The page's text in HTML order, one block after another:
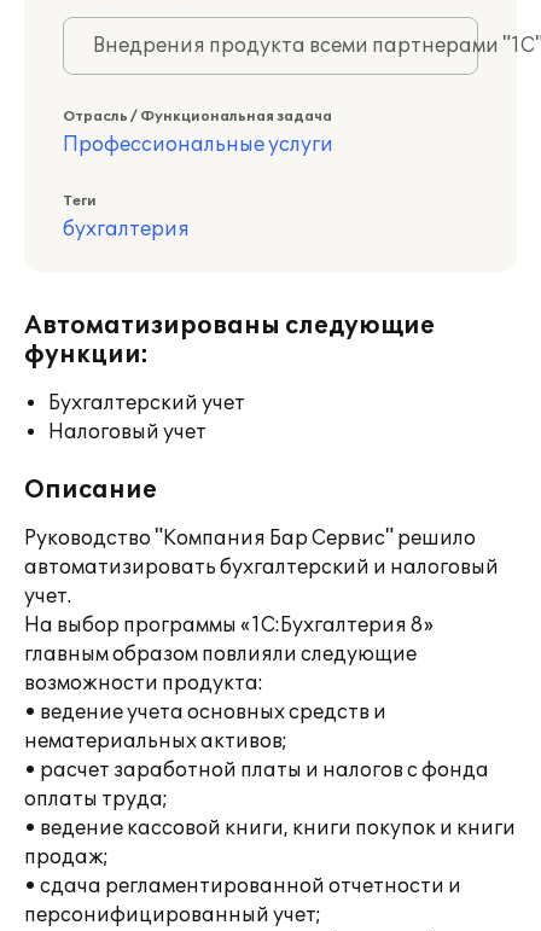
Внедрения продукта всеми партнерами
Отрасль / Функциональная задача
Профессиональные услуги
Теги
бухгалтерия
Автоматизированы следующие
функции:
Бухгалтерский учет
Налоговый учет
Описание
Руководство "Компания Бар Сервис" решило
автоматизировать бухгалтерский и налоговый
учет.
На выбор программы «1С:Бухгалтерия 8»
главным образом повлияли следующие
возможности продукта:
• ведение учета основных средств и
нематериальных активов;
• расчет заработной платы и налогов с фонда
оплаты труда;
• ведение кассовой книги, книги покупок и книги
продаж;
• сдача регламентированной отчетности и
персонифицированный учет;